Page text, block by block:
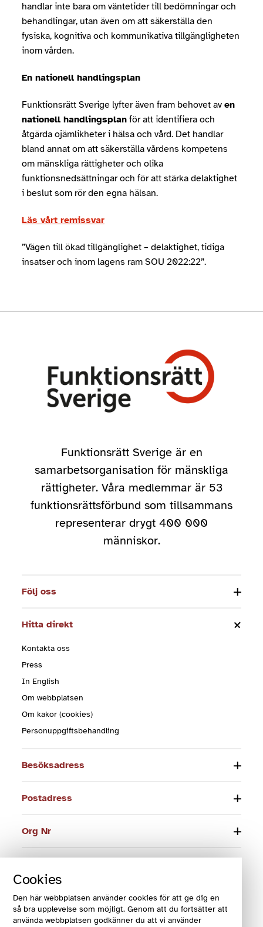
Cookies
Den här webbplatsen använder cookies för att ge dig en
så bra upplevelse som möjligt. Genom att du fortsätter att
använda webbplatsen godkänner du att vi använder
handlar inte bara om väntetider till bedömningar och
behandlingar, utan även om att säkerställa den
fysiska, kognitiva och kommunikativa tillgängligheten
inom vården.
En nationell handlingsplan
Funktionsrätt Sverige lyfter även fram behovet av en
nationell handlingsplan för att identifiera och
åtgärda ojämlikheter i hälsa och vård. Det handlar
bland annat om att säkerställa vårdens kompetens
om mänskliga rättigheter och olika
funktionsnedsättningar och för att stärka delaktighet
i beslut som rör den egna hälsan.
Läs vårt remissvar
”Vägen till ökad tillgänglighet – delaktighet, tidiga
insatser och inom lagens ram SOU 2022:22”.
Funktionsrätt Sverige är en
samarbetsorganisation för mänskliga
rättigheter. Våra medlemmar är 53
funktionsrättsförbund som tillsammans
representerar drygt 400 000
människor.
Följ oss
Hitta direkt
Kontakta oss
Press
In English
Om webbplatsen
Om kakor (cookies)
Personuppgiftsbehandling
Besöksadress
Postadress
Org Nr
E-post